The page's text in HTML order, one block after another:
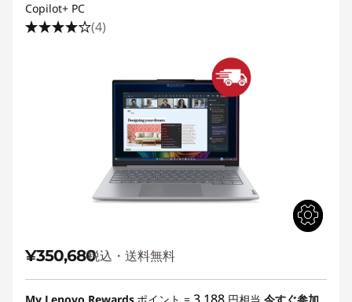
Copilot+ PC
(4)
¥350,680税込・送料無料